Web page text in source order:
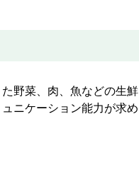
野菜、肉、魚などの生鮮
ニケーション能力が求め